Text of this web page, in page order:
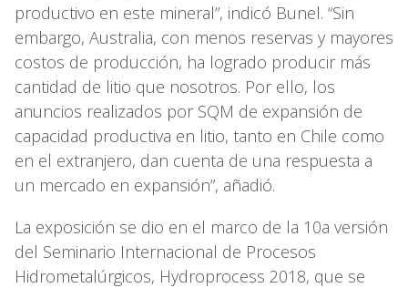
productivo en este mineral”, indicó Bunel. “Sin
embargo, Australia, con menos reservas y mayores
costos de producción, ha logrado producir más
cantidad de litio que nosotros. Por ello, los
anuncios realizados por SQM de expansión de
capacidad productiva en litio, tanto en Chile como
en el extranjero, dan cuenta de una respuesta a
un mercado en expansión”, añadió.
La exposición se dio en el marco de la 10a versión
del Seminario Internacional de Procesos
Hidrometalúrgicos, Hydroprocess 2018, que se